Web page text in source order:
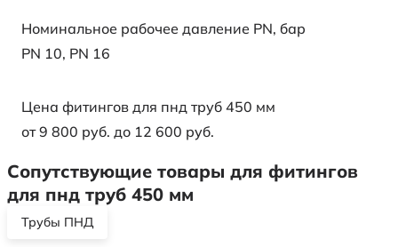
Номинальное рабочее давление PN, бар
PN 10, PN 16
Цена фитингов для пнд труб 450 мм
от 9 800 руб. до 12 600 руб.
Сопутствующие товары для фитингов
для пнд труб 450 мм
Трубы ПНД